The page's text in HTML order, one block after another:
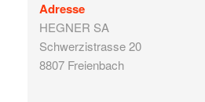
Adresse
HEGNER SA
Schwerzistrasse 20
8807 Freienbach